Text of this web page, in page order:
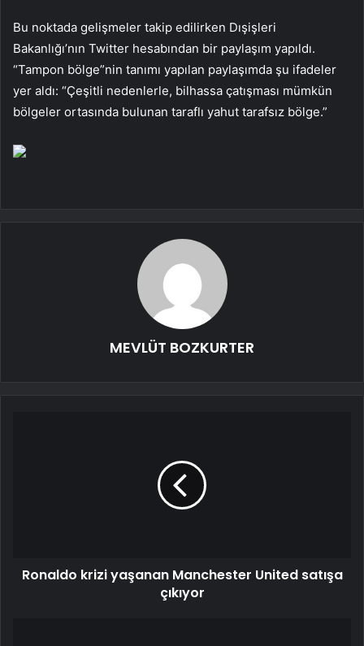
Bu noktada gelişmeler takip edilirken Dışişleri
Bakanlığı’nın Twitter hesabından bir paylaşım yapıldı.
“Tampon bölge”nin tanımı yapılan paylaşımda şu ifadeler
yer aldı: “Çeşitli nedenlerle, bilhassa çatışması mümkün
bölgeler ortasında bulunan taraflı yahut tarafsız bölge.”
MEVLÜT BOZKURTER
Ronaldo krizi yaşanan Manchester United satışa
çıkıyor